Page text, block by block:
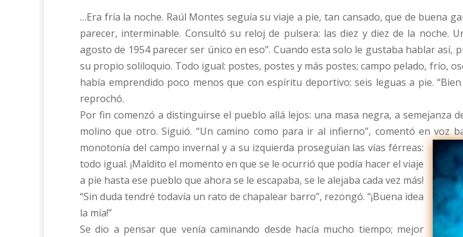
…Era fría la noche. Raúl Montes seguía su viaje a pie, tan cansado, que de buena
parecer, interminable. Consultó su reloj de pulsera: las diez y diez de la noche.
agosto de 1954 parecer ser único en eso”. Cuando esta solo le gustaba hablar así,
su propio soliloquio. Todo igual: postes, postes y más postes; campo pelado, frío,
había emprendido poco menos que con espíritu deportivo: seis leguas a pie.
reprochó.
Por fin comenzó a distinguirse el pueblo allá lejos: una masa negra, a semejanza
molino que otro. Siguió. “Un camino como para ir al infierno”, comentó en voz
monotonía del campo invernal y a su izquierda proseguían las vías férreas:
todo igual. ¡Maldito el momento en que se le ocurrió que podía hacer el viaje
a pie hasta ese pueblo que ahora se le escapaba, se le alejaba cada vez más!
“Sin duda tendré todavía un rato de chapalear barro”, rezongó. “¡Buena idea
la mía!”
Se dio a pensar que venía caminando desde hacía mucho tiempo; mejor